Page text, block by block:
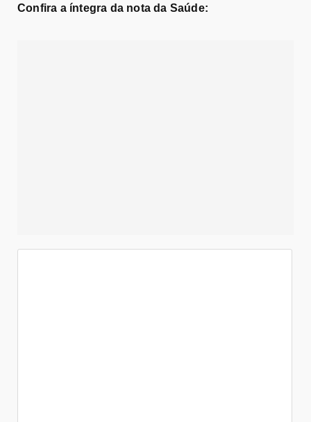
Confira a íntegra da nota da Saúde: